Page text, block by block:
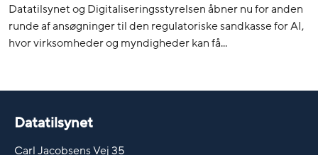
Datatilsynet og Digitaliseringsstyrelsen åbner nu for anden
runde af ansøgninger til den regulatoriske sandkasse for AI,
hvor virksomheder og myndigheder kan få...
Datatilsynet
Carl Jacobsens Vej 35